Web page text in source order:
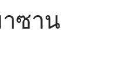
ซาน